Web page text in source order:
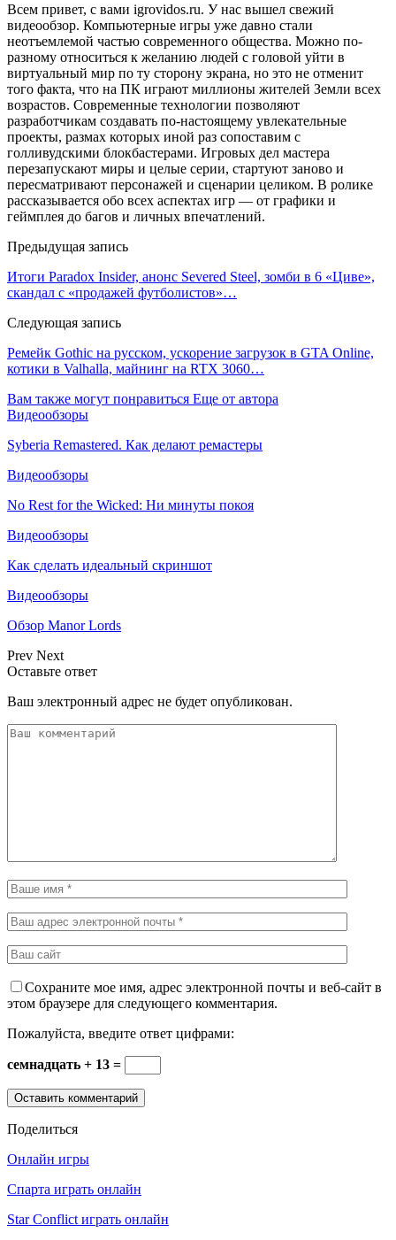
Всем привет, с вами igrovidos.ru. У нас вышел свежий
видеообзор. Компьютерные игры уже давно стали
неотъемлемой частью современного общества. Можно по-
разному относиться к желанию людей с головой уйти в
виртуальный мир по ту сторону экрана, но это не отменит
того факта, что на ПК играют миллионы жителей Земли всех
возрастов. Современные технологии позволяют
разработчикам создавать по-настоящему увлекательные
проекты, размах которых иной раз сопоставим с
голливудскими блокбастерами. Игровых дел мастера
перезапускают миры и целые серии, стартуют заново и
пересматривают персонажей и сценарии целиком. В ролике
рассказывается обо всех аспектах игр — от графики и
геймплея до багов и личных впечатлений.
Предыдущая запись
Итоги Paradox Insider, анонс Severed Steel, зомби в 6 «Циве»,
скандал с «продажей футболистов»…
Следующая запись
Ремейк Gothic на русском, ускорение загрузок в GTA Online,
котики в Valhalla, майнинг на RTX 3060…
Вам также могут понравиться Еще от автора
Видеообзоры
Syberia Remastered. Как делают ремастеры
Видеообзоры
No Rest for the Wicked: Ни минуты покоя
Видеообзоры
Как сделать идеальный скриншот
Видеообзоры
Обзор Manor Lords
Prev Next
Оставьте ответ
Ваш электронный адрес не будет опубликован.
Сохраните мое имя, адрес электронной почты и веб-сайт в
этом браузере для следующего комментария.
Пожалуйста, введите ответ цифрами:
семнадцать + 13 =
Поделиться
Онлайн игры
Спарта играть онлайн
Star Conflict играть онлайн